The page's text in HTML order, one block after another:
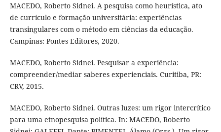
MACEDO, Roberto Sidnei. A pesquisa como heurística, ato
de currículo e formação universitária: experiências
transingulares com o método em ciências da educação.
Campinas: Pontes Editores, 2020.
MACEDO, Roberto Sidnei. Pesquisar a experiência:
compreender/mediar saberes experienciais. Curitiba, PR:
CRV, 2015.
MACEDO, Roberto Sidnei. Outras luzes: um rigor intercrítico
para uma etnopesquisa política. In: MACEDO, Roberto